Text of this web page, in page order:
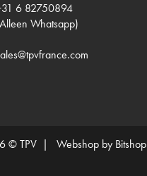
6 82750894
Whatsapp)
© TPV | Webshop by Bitshop